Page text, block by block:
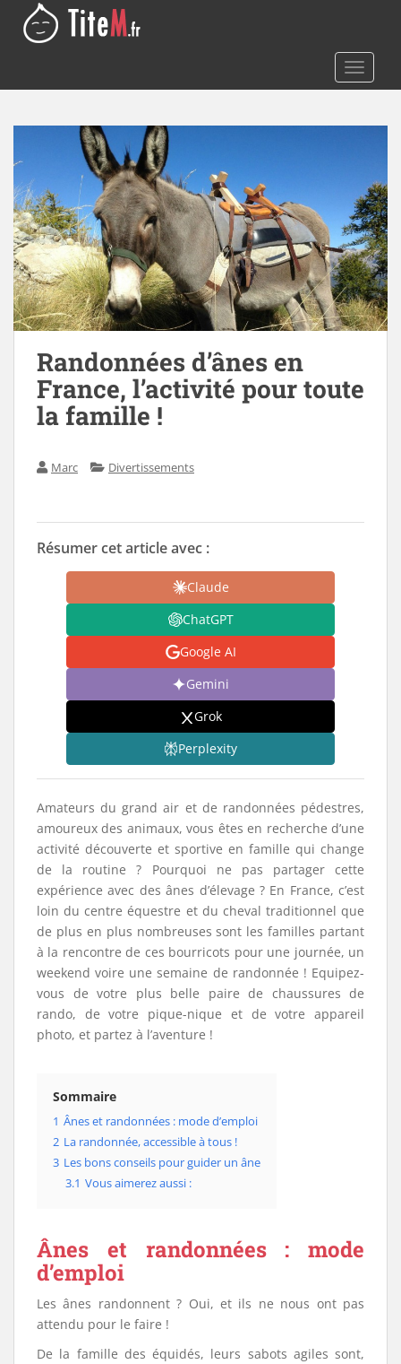
t
Randonnées d’ânes en
France, l’activité pour toute
la famille !
Marc Divertissements
Résumer cet article avec :
Claude
ChatGPT
Google AI
Gemini
Grok
Perplexity
Amateurs du grand air et de randonnées pédestres,
amoureux des animaux, vous êtes en recherche d’une
activité découverte et sportive en famille qui change
de la routine ? Pourquoi ne pas partager cette
expérience avec des ânes d’élevage ? En France, c’est
loin du centre équestre et du cheval traditionnel que
de plus en plus nombreuses sont les familles partant
à la rencontre de ces bourricots pour une journée, un
weekend voire une semaine de randonnée ! Equipez-
vous de votre plus belle paire de chaussures de
rando, de votre pique-nique et de votre appareil
photo, et partez à l’aventure !
Sommaire
1 Ânes et randonnées : mode d’emploi
2 La randonnée, accessible à tous !
3 Les bons conseils pour guider un âne
3.1 Vous aimerez aussi :
Ânes et randonnées : mode
d’emploi
Les ânes randonnent ? Oui, et ils ne nous ont pas
attendu pour le faire !
De la famille des équidés, leurs sabots agiles sont,